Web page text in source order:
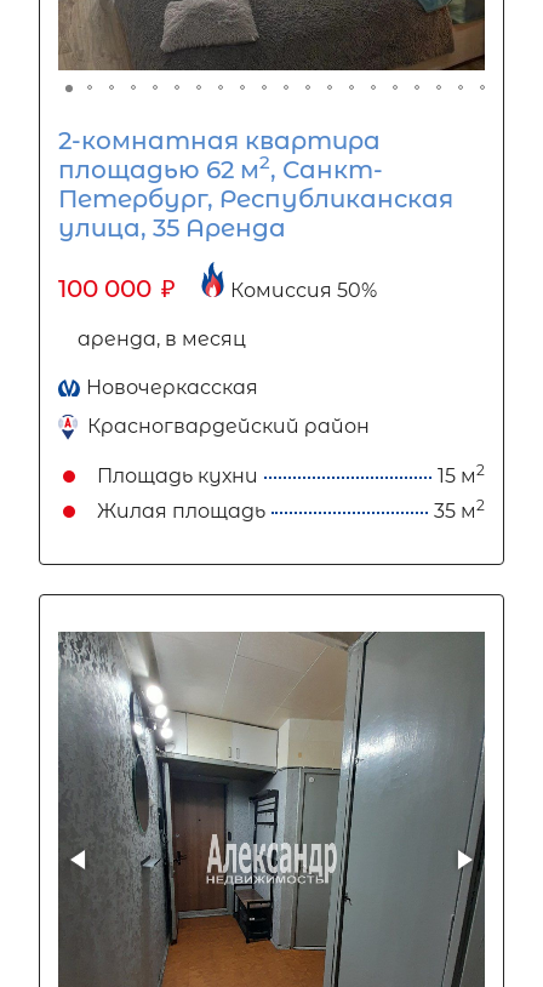
2-комнатная квартира
площадью 62 м2, Санкт-
Петербург, Республиканская
улица, 35 Аренда
100 000 ₽ Комиссия 50%
аренда, в месяц
Новочеркасская
Красногвардейский район
Площадь кухни 15 м2
Жилая площадь 35 м2